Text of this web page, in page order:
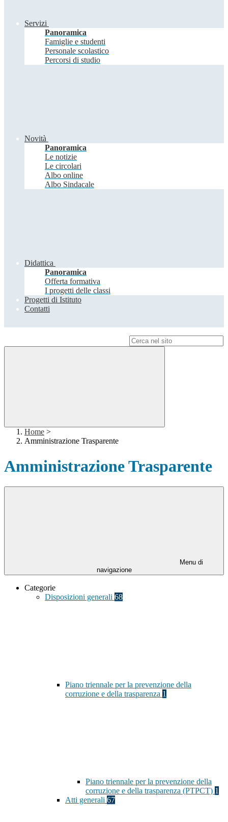
Servizi
Panoramica
Famiglie e studenti
Personale scolastico
Percorsi di studio
Novità
Panoramica
Le notizie
Le circolari
Albo online
Albo Sindacale
Didattica
Panoramica
Offerta formativa
I progetti delle classi
Progetti di Istituto
Contatti
Home >
Amministrazione Trasparente
Amministrazione Trasparente
Menu di
navigazione
Categorie
Disposizioni generali 68
Piano triennale per la prevenzione della
corruzione e della trasparenza 1
Piano triennale per la prevenzione della
corruzione e della trasparenza (PTPCT) 1
Atti generali 67